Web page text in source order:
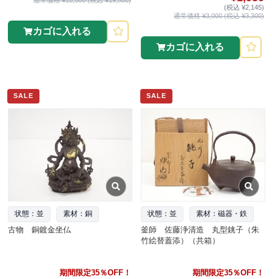
カゴに入れる
(税込 ¥2,145)
通常価格 ¥3,000 (税込 ¥3,300)
カゴに入れる
SALE
状態：並 素材：銅
古物 銅鍍金坐仏
期間限定35％OFF！
SALE
状態：並 素材：磁器・鉄
釜師 佐藤浄清造 丸型銚子（朱
竹絵替蓋添）（共箱）
期間限定35％OFF！